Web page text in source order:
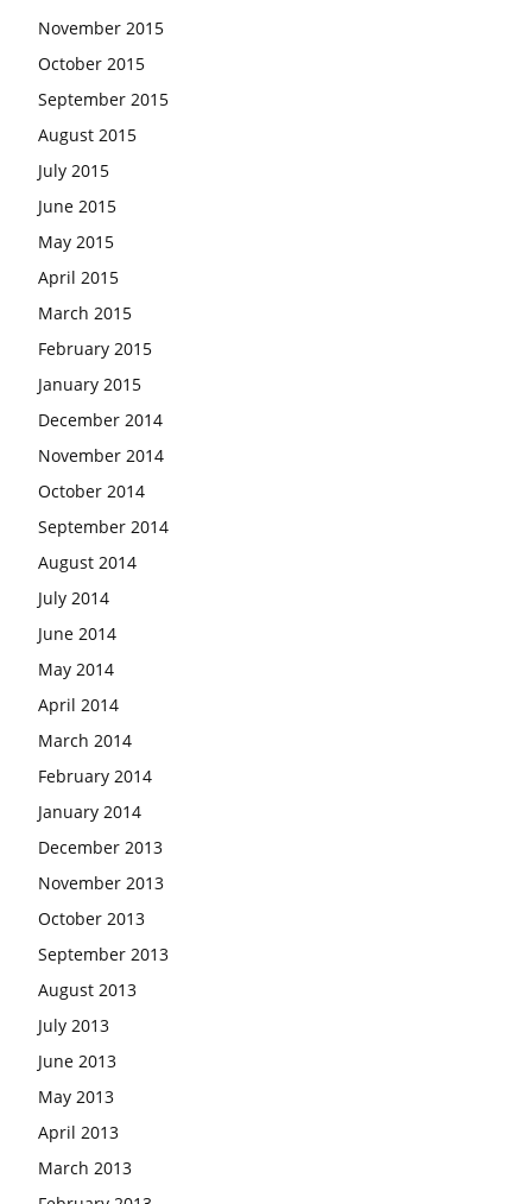
November 2015
October 2015
September 2015
August 2015
July 2015
June 2015
May 2015
April 2015
March 2015
February 2015
January 2015
December 2014
November 2014
October 2014
September 2014
August 2014
July 2014
June 2014
May 2014
April 2014
March 2014
February 2014
January 2014
December 2013
November 2013
October 2013
September 2013
August 2013
July 2013
June 2013
May 2013
April 2013
March 2013